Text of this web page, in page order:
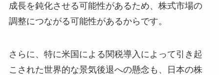
成長を鈍化させる可能性があるため、株式市場の
調整につながる可能性があるからです。
さらに、特に米国による関税導入によって引き起
こされた世界的な景気後退への懸念も、日本の株